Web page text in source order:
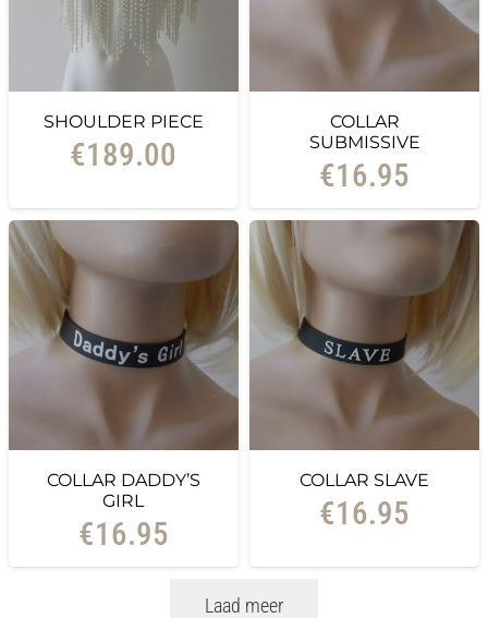
SHOULDER PIECE
€189.00
COLLAR
SUBMISSIVE
€16.95
COLLAR DADDY’S
GIRL
€16.95
COLLAR SLAVE
€16.95
Laad meer